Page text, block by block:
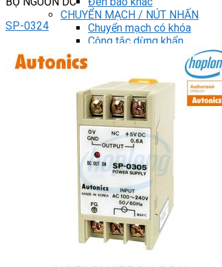
CHUYỂN MẠCH / NÚT NHẤN
Chuyển mạch có khóa
Công tắc dừng khẩn
Phích cắm / Ổ cắm / Công tắc
Chưa có sản phẩm trong giỏ hàng.
SP-0324